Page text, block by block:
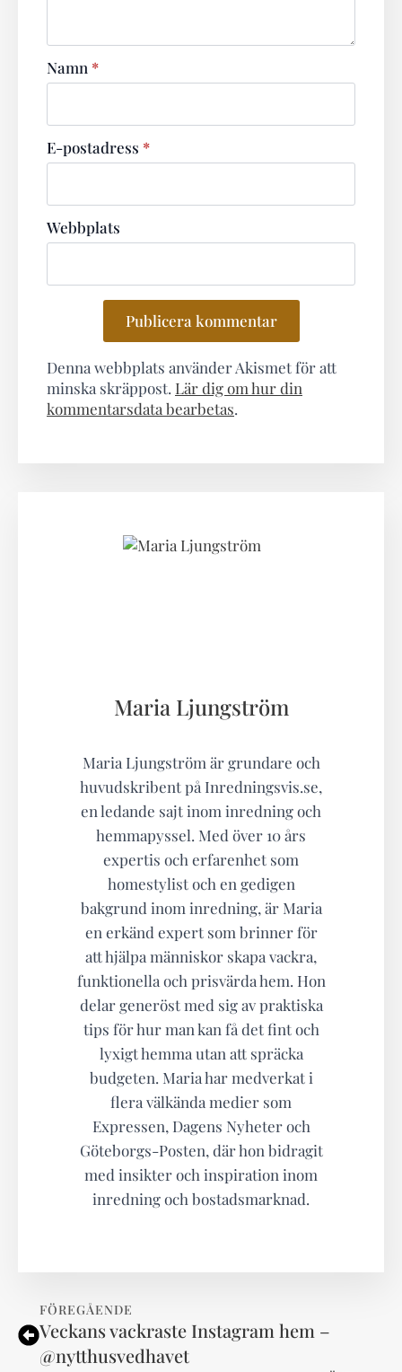
Namn *
E-postadress *
Webbplats
Denna webbplats använder Akismet för att
minska skräppost. Lär dig om hur din
kommentarsdata bearbetas.
Maria Ljungström
Maria Ljungström är grundare och
huvudskribent på Inredningsvis.se,
en ledande sajt inom inredning och
hemmapyssel. Med över 10 års
expertis och erfarenhet som
homestylist och en gedigen
bakgrund inom inredning, är Maria
en erkänd expert som brinner för
att hjälpa människor skapa vackra,
funktionella och prisvärda hem. Hon
delar generöst med sig av praktiska
tips för hur man kan få det fint och
lyxigt hemma utan att spräcka
budgeten. Maria har medverkat i
flera välkända medier som
Expressen, Dagens Nyheter och
Göteborgs-Posten, där hon bidragit
med insikter och inspiration inom
inredning och bostadsmarknad.
FÖREGÅENDE
Veckans vackraste Instagram hem –
@nytthusvedhavet